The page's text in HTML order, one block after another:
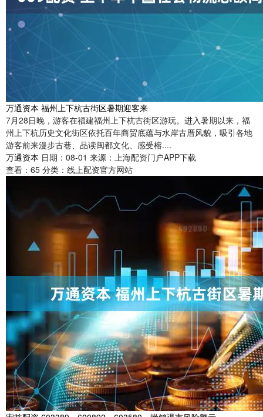
万通资本 福州上下杭古街区暑期迎客来
7月28日晚，游客在福建福州上下杭古街区游玩。进入暑期以来，福
州上下杭历史文化街区依托百年商贸底蕴与水岸古厝风貌，吸引各地
游客前来漫步古巷、品读闽都文化、感受榕....
万通资本 日期：08-01 来源：上海配资门户APP下载
查看： 65 分类： 线上配资官方网站